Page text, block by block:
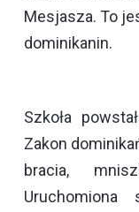
Mesjasza. To
dominikanin.
Szkoła
Zakon
bracia,